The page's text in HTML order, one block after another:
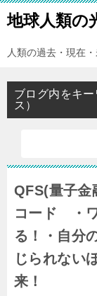
地球人類の
人類の過去・現在
ブログ内をキ
ス）
QFS(量子金
コード ・
る！・自分
じられない
来！